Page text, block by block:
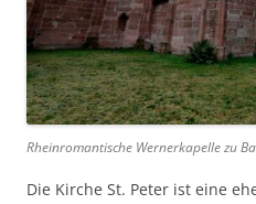
Rheinromantische Wernerkapelle zu
Die Kirche St. Peter ist eine